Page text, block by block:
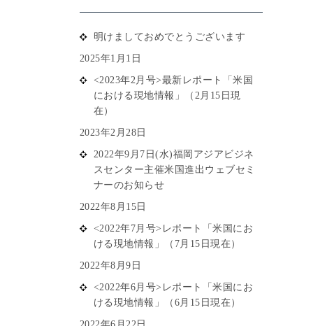
明けましておめでとうございます
2025年1月1日
<2023年2月号>最新レポート「米国
における現地情報」（2月15日現
在）
2023年2月28日
2022年9月7日(水)福岡アジアビジネ
スセンター主催米国進出ウェブセミ
ナーのお知らせ
2022年8月15日
<2022年7月号>レポート「米国にお
ける現地情報」（7月15日現在）
2022年8月9日
<2022年6月号>レポート「米国にお
ける現地情報」（6月15日現在）